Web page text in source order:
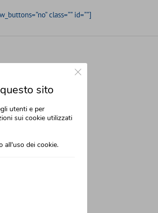
class=”” id=””]
sito
utenti e per
sui cookie utilizzati
all'uso dei cookie.
Close GDPR Cookie Banner